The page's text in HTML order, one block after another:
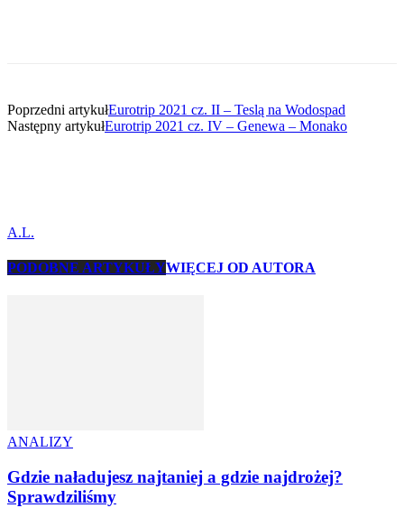
Poprzedni artykułEurotrip 2021 cz. II – Teslą na Wodospad
Następny artykułEurotrip 2021 cz. IV – Genewa – Monako
A.L.
PODOBNE ARTYKUŁYWIĘCEJ OD AUTORA
ANALIZY
Gdzie naładujesz najtaniej a gdzie najdrożej?
Sprawdziliśmy